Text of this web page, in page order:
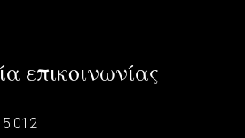
επικοινωνίας